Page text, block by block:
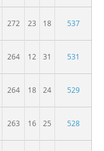
272 23 18 537
264 12 31 531
264 18 24 529
263 16 25 528